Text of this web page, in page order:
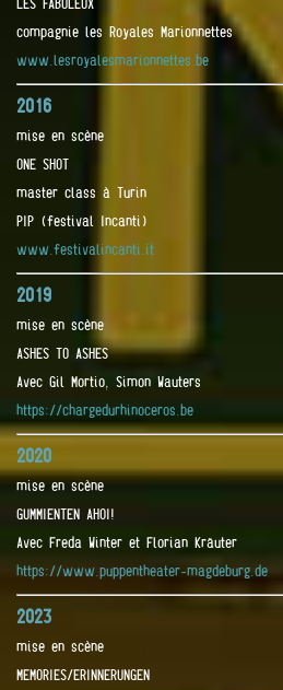
LES FABULEUX
compagnie les Royales Marionnettes
www.lesroyalesmarionnettes.be
2016
mise en scène
ONE SHOT
master class à Turin
PIP (festival Incanti)
www.festivalincanti.it
2019
mise en scène
ASHES TO ASHES
Avec Gil Mortio, Simon Wauters
https://chargedurhinoceros.be
2020
mise en scène
GUMMIENTEN AHOI!
Avec Freda Winter et Florian Kräuter
https://www.puppentheater-magdeburg.de
2023
mise en scène
MEMORIES/ERINNERUNGEN